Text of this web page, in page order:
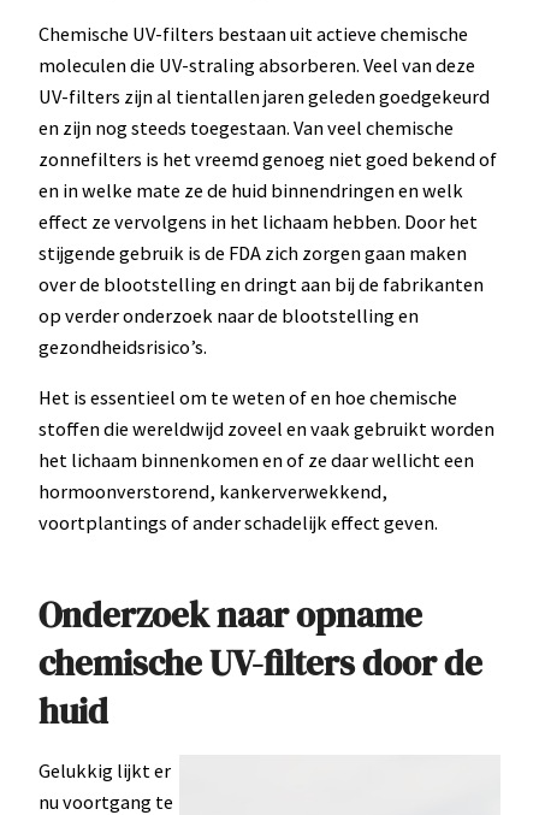
Chemische UV-filters bestaan uit actieve chemische
moleculen die UV-straling absorberen. Veel van deze
UV-filters zijn al tientallen jaren geleden goedgekeurd
en zijn nog steeds toegestaan. Van veel chemische
zonnefilters is het vreemd genoeg niet goed bekend of
en in welke mate ze de huid binnendringen en welk
effect ze vervolgens in het lichaam hebben. Door het
stijgende gebruik is de FDA zich zorgen gaan maken
over de blootstelling en dringt aan bij de fabrikanten
op verder onderzoek naar de blootstelling en
gezondheidsrisico’s.
Het is essentieel om te weten of en hoe chemische
stoffen die wereldwijd zoveel en vaak gebruikt worden
het lichaam binnenkomen en of ze daar wellicht een
hormoonverstorend, kankerverwekkend,
voortplantings of ander schadelijk effect geven.
Onderzoek naar opname
chemische UV-filters door de
huid
Gelukkig lijkt er
nu voortgang te